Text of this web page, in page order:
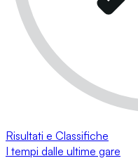
Risultati e Classifiche
I tempi dalle ultime gare